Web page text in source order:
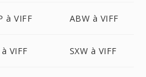
à VIFF ABW à VIFF
VIFF SXW à VIFF